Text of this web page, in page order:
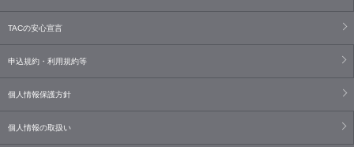
TACの安心宣言
申込規約・利用規約等
個人情報保護方針
個人情報の取扱い